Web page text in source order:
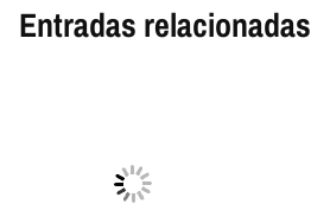
Entradas relacionadas